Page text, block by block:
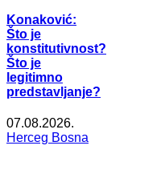
Konaković:
Što je
konstitutivnost?
Što je
legitimno
predstavljanje?
07.08.2026.
Herceg Bosna